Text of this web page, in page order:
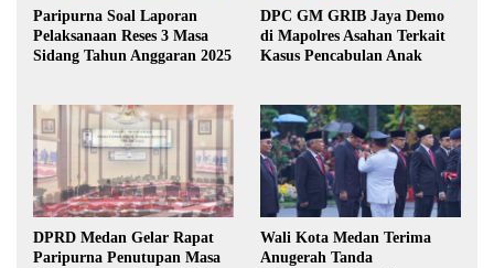
Paripurna Soal Laporan
Pelaksanaan Reses 3 Masa
Sidang Tahun Anggaran 2025
DPC GM GRIB Jaya Demo
di Mapolres Asahan Terkait
Kasus Pencabulan Anak
DPRD Medan Gelar Rapat
Paripurna Penutupan Masa
Wali Kota Medan Terima
Anugerah Tanda